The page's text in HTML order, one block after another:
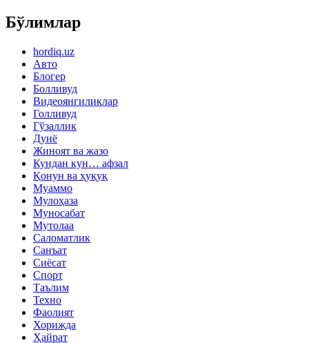
Бўлимлар
hordiq.uz
Авто
Блогер
Болливуд
Видеоянгиликлар
Голливуд
Гўзаллик
Дунё
Жиноят ва жазо
Кундан кун… афзал
Қонун ва ҳуқуқ
Муаммо
Мулоҳаза
Муносабат
Мутолаа
Саломатлик
Санъат
Сиёсат
Спорт
Таълим
Техно
Фаолият
Хорижда
Ҳайрат